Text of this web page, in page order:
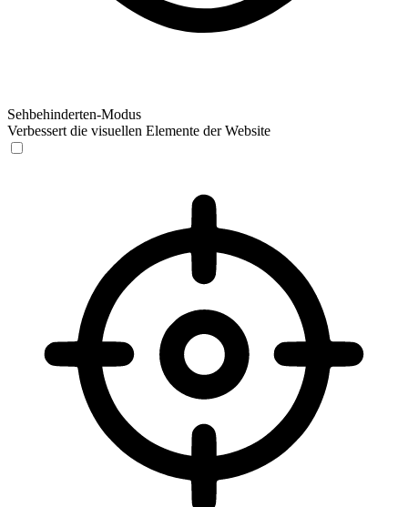
Sehbehinderten-Modus
Verbessert die visuellen Elemente der Website